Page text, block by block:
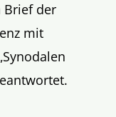
Brief der
mit